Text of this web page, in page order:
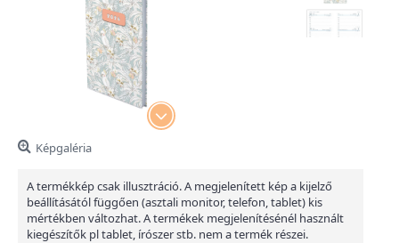
Képgaléria
A termékkép csak illusztráció. A megjelenített kép a kijelző
beállításától függően (asztali monitor, telefon, tablet) kis
mértékben változhat. A termékek megjelenítésénél használt
kiegészítők pl tablet, írószer stb. nem a termék részei.